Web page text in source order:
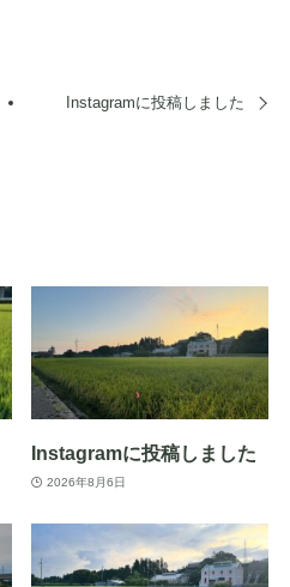
Instagramに投稿しました
Instagramに投稿しました
2026年8月6日